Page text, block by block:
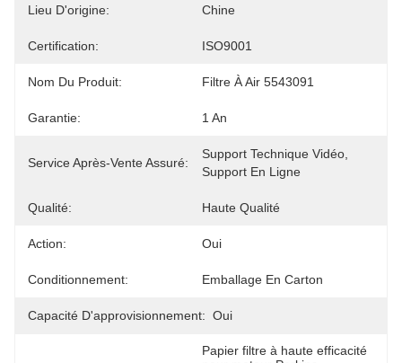
Lieu D'origine: Chine
Certification: ISO9001
Nom Du Produit: Filtre À Air 5543091
Garantie: 1 An
Service Après-Vente Assuré:
Support Technique Vidéo,
Support En Ligne
Qualité: Haute Qualité
Action: Oui
Conditionnement: Emballage En Carton
Capacité D'approvisionnement: Oui
Papier filtre à haute efficacité